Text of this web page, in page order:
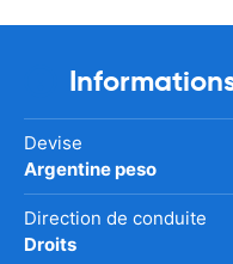
Devise
Argentine peso
Direction de conduite
Droits